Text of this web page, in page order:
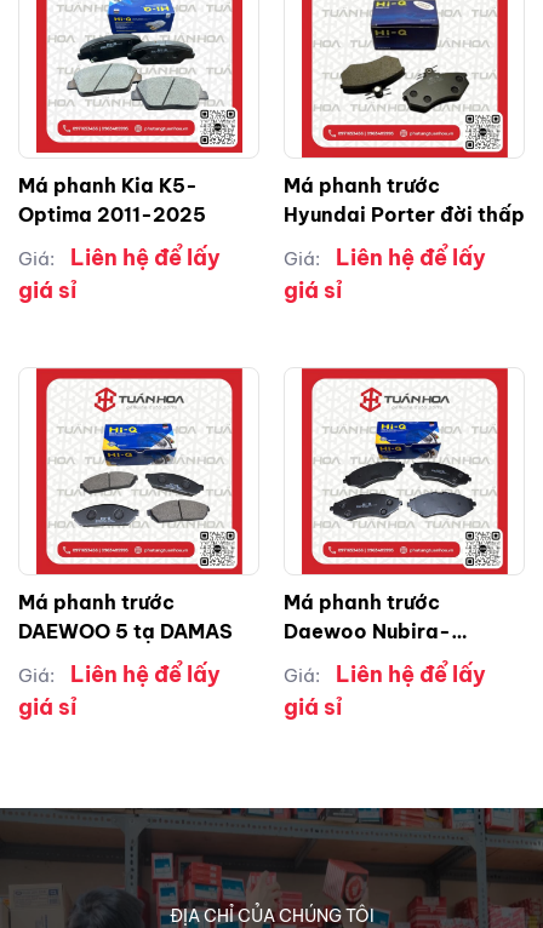
Má phanh Kia K5-
Optima 2011-2025
Giá:
Liên hệ để lấy
giá sỉ
Má phanh trước
Hyundai Porter đời thấp
Giá:
Liên hệ để lấy
giá sỉ
Má phanh trước
DAEWOO 5 tạ DAMAS
Giá:
Liên hệ để lấy
giá sỉ
Má phanh trước
Daewoo Nubira-
Lacetti-Magnus
Giá:
Liên hệ để lấy
giá sỉ
ĐỊA CHỈ CỦA CHÚNG TÔI